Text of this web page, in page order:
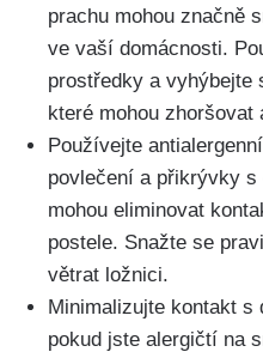
prachu mohou značně
ve vaší domácnosti.
prostředky a ‍vyhýbejte
které mohou zhoršovat
Používejte
‍povlečení a přikrývky s
mohou‍ eliminovat
postele. Snažte se
větrat ložnici.
Minimalizujte kontakt
pokud‌ jste alergičtí na